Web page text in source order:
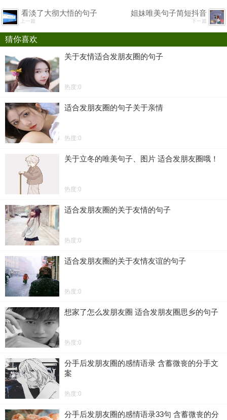
看淡了大彻大悟的句子
上一篇
姐妹唯美句子简短抖音
下一篇
猜你喜欢
关于友情适合发朋友圈的句子
热度:0
适合发朋友圈的句子关于亲情
热度:0
关于立冬的唯美句子、图片 适合发朋友圈哦！
热度:0
适合发朋友圈的关于友情的句子
热度:0
适合发朋友圈的关于友情友谊的句子
热度:0
想家了怎么发朋友圈 适合发朋友圈思乡的句子
热度:0
分手后发朋友圈的感情语录 含蓄微丧的分手文
案
热度:0
分手后发朋友圈的感情语录33句 含蓄微丧的分